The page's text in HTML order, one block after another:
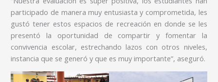
participado de manera muy entusiasta y comprometida, les
gustó tener estos espacios de recreación en donde se les
presentó la oportunidad de compartir y fomentar la
convivencia escolar, estrechando lazos con otros niveles,
instancia que se generó y que es muy importante”, aseguró.